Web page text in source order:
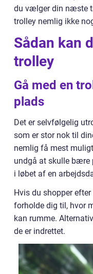
du vælger din næste
trolley nemlig ikke
Sådan kan
trolley
Gå med en
plads
Det er selvfølgelig
som er stor nok til
nemlig få mest
undgå at skulle bære
i løbet af en
Hvis du shopper
forholde dig til, hvor
kan rumme.
de er indrettet.